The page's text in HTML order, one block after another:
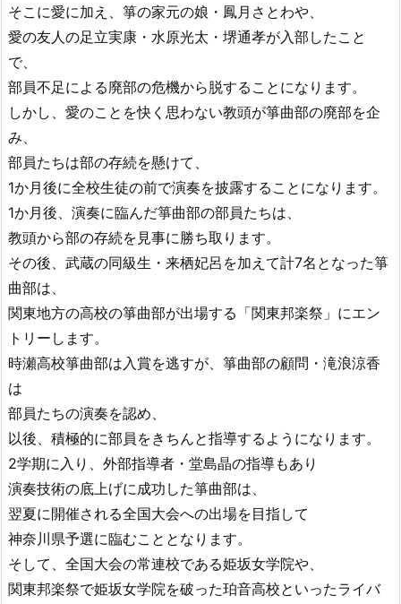
の
音】
ま
と
そこに愛に加え、箏の家元の娘・鳳月さとわや、
愛の友人の足立実康・水原光太・堺通孝が入部したこと
で、
部員不足による廃部の危機から脱することになります。
しかし、愛のことを快く思わない教頭が箏曲部の廃部を企
み、
部員たちは部の存続を懸けて、
1か月後に全校生徒の前で演奏を披露することになります。
1か月後、演奏に臨んだ箏曲部の部員たちは、
教頭から部の存続を見事に勝ち取ります。
その後、武蔵の同級生・来栖妃呂を加えて計7名となった箏
曲部は、
関東地方の高校の箏曲部が出場する「関東邦楽祭」にエン
トリーします。
時瀬高校箏曲部は入賞を逃すが、箏曲部の顧問・滝浪涼香
は
部員たちの演奏を認め、
以後、積極的に部員をきちんと指導するようになります。
2学期に入り、外部指導者・堂島晶の指導もあり
演奏技術の底上げに成功した箏曲部は、
翌夏に開催される全国大会への出場を目指して
神奈川県予選に臨むこととなります。
そして、全国大会の常連校である姫坂女学院や、
関東邦楽祭で姫坂女学院を破った珀音高校といったライバ